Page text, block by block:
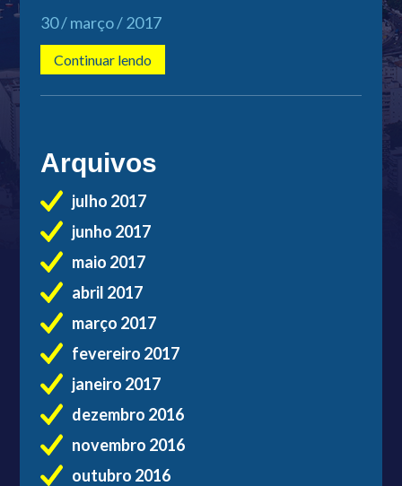
30 / março / 2017
Continuar lendo
Arquivos
julho 2017
junho 2017
maio 2017
abril 2017
março 2017
fevereiro 2017
janeiro 2017
dezembro 2016
novembro 2016
outubro 2016